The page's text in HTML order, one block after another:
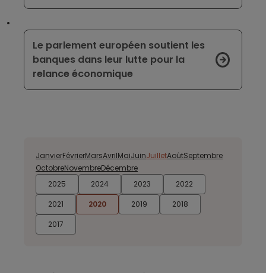
Le parlement européen soutient les
banques dans leur lutte pour la
relance économique
2025 2024 2023
2022
2021
2020 2019
2018
2017
JanvierFévrierMarsAvrilMaiJuinJuilletAoûtSeptembre
OctobreNovembreDécembre